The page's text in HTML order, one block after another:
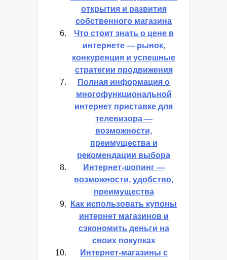
открытия и развития
собственного магазина
Что стоит знать о цене в
интернете — рынок,
конкуренция и успешные
стратегии продвижения
Полная информация о
многофункциональной
интернет приставке для
телевизора —
возможности,
преимущества и
рекомендации выбора
Интернет-шопинг —
возможности, удобство,
преимущества
Как использовать купоны
интернет магазинов и
сэкономить деньги на
своих покупках
Интернет-магазины с